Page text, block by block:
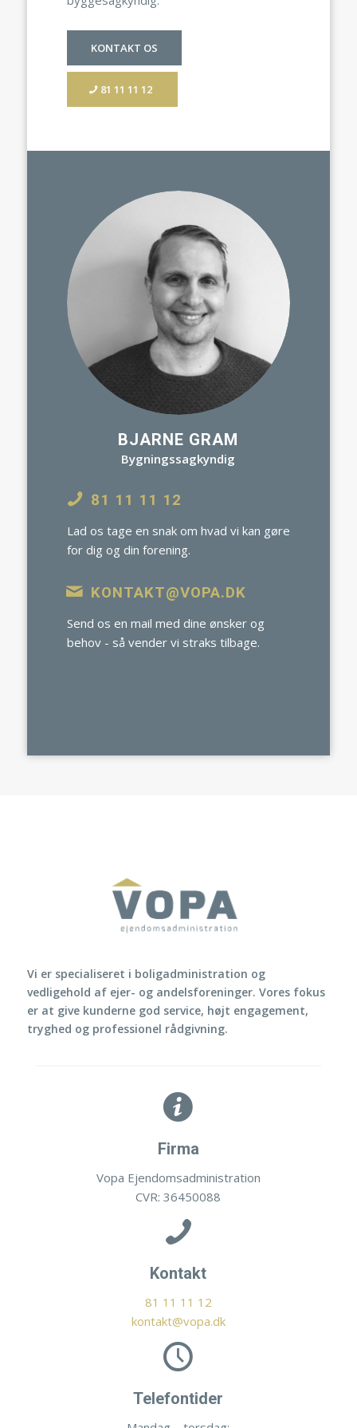
KONTAKT OS
81 11 11 12
BJARNE GRAM
Bygningssagkyndig
81 11 11 12
Lad os tage en snak om hvad vi kan gøre
for dig og din forening.
KONTAKT@VOPA.DK
Send os en mail med dine ønsker og
behov - så vender vi straks tilbage.
Vi er specialiseret i boligadministration og
vedligehold af ejer- og andelsforeninger. Vores fokus
er at give kunderne god service, højt engagement,
tryghed og professionel rådgivning.
Firma
Vopa Ejendomsadministration
CVR:36450088
Kontakt
81 11 11 12
kontakt@vopa.dk
Telefontider